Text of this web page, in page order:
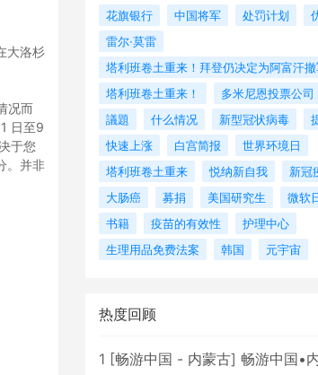
大洛杉
况而
日至9
于您
。并非
花旗银行 中国将军 处罚计划
雷尔·莫雷
塔利班卷土重来！拜登仍决定为阿富汗
塔利班卷土重来！
多米尼恩投票公司
議題
什么情况 新型冠状病毒
快速上涨
白宫简报
世界环境日
塔利班卷土重来
悦纳新自我
新冠
大肠癌
募捐 美国研究生 微软
书籍
疫苗的有效性
护理中心
生理用品免费法案
韩国 元宇宙
热度回顾
1 [畅游中国 - 内蒙古] 畅游中国•内蒙古